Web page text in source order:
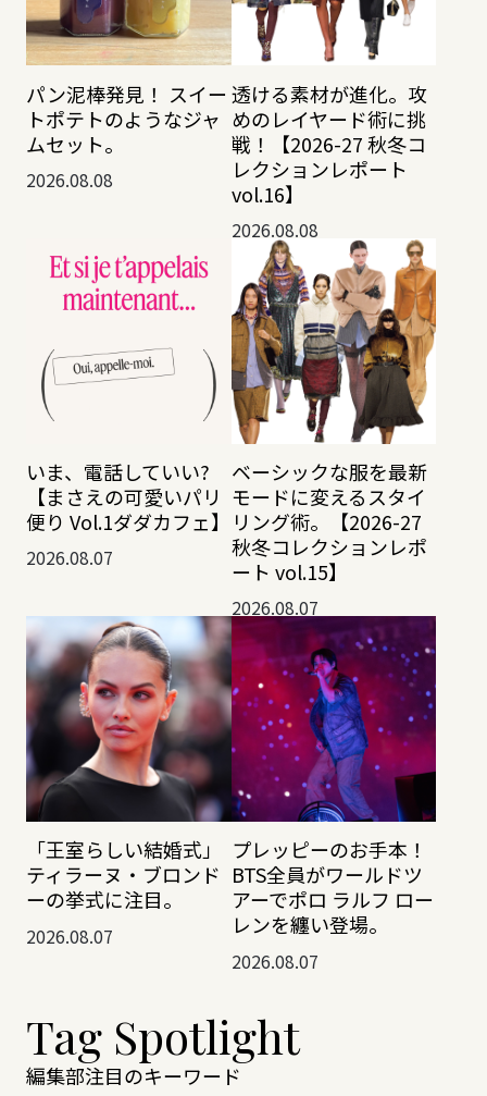
パン泥棒発見！ スイー
トポテトのようなジャ
ムセット。
2026.08.08
透ける素材が進化。攻
めのレイヤード術に挑
戦！【2026-27 秋冬コ
レクションレポート
vol.16】
2026.08.08
いま、電話していい?
【まさえの可愛いパリ
便り Vol.1ダダカフェ】
2026.08.07
ベーシックな服を最新
モードに変えるスタイ
リング術。【2026-27
秋冬コレクションレポ
ート vol.15】
2026.08.07
「王室らしい結婚式」
ティラーヌ・ブロンド
ーの挙式に注目。
2026.08.07
プレッピーのお手本！
BTS全員がワールドツ
アーでポロ ラルフ ロー
レンを纏い登場。
2026.08.07
Tag Spotlight
編集部注目のキーワード